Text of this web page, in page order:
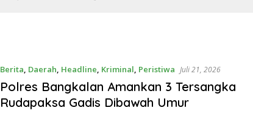
Berita, Daerah, Headline, Kriminal, Peristiwa Juli 21, 2026
Polres Bangkalan Amankan 3 Tersangka
Rudapaksa Gadis Dibawah Umur